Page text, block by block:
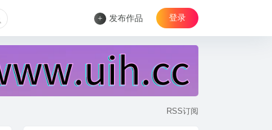
+ 发布作品 登录
RSS订阅